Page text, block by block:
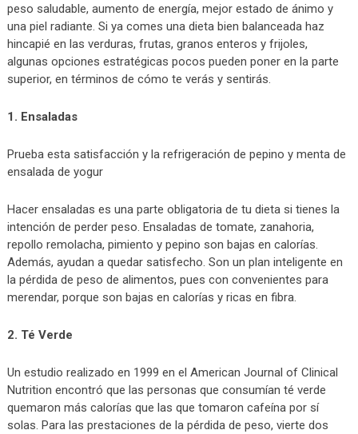
peso saludable, aumento de energía, mejor estado de ánimo y
una piel radiante. Si ya comes una dieta bien balanceada haz
hincapié en las verduras, frutas, granos enteros y frijoles,
algunas opciones estratégicas pocos pueden poner en la parte
superior, en términos de cómo te verás y sentirás.
1. Ensaladas
Prueba esta satisfacción y la refrigeración de pepino y menta de
ensalada de yogur
Hacer ensaladas es una parte obligatoria de tu dieta si tienes la
intención de perder peso. Ensaladas de tomate, zanahoria,
repollo remolacha, pimiento y pepino son bajas en calorías.
Además, ayudan a quedar satisfecho. Son un plan inteligente en
la pérdida de peso de alimentos, pues con convenientes para
merendar, porque son bajas en calorías y ricas en fibra.
2. Té Verde
Un estudio realizado en 1999 en el American Journal of Clinical
Nutrition encontró que las personas que consumían té verde
quemaron más calorías que las que tomaron cafeína por sí
solas. Para las prestaciones de la pérdida de peso, vierte dos